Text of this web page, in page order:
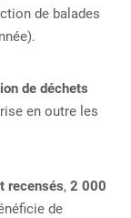
de balades
de déchets
en outre les
recensés, 2 000
de